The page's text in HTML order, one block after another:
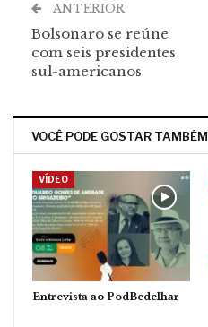
ANTERIOR
Bolsonaro se reúne
com seis presidentes
sul-americanos
VOCÊ PODE GOSTAR TAMBÉM
VÍDEO
Entrevista ao PodBedelhar